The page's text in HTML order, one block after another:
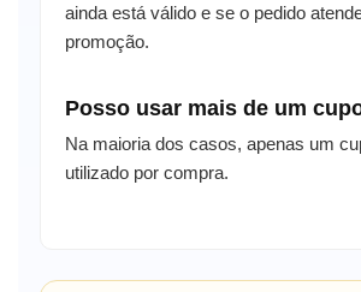
ainda está válido e se o pedido
promoção.
Posso usar mais de um
Na maioria dos casos, apenas um
utilizado por compra.